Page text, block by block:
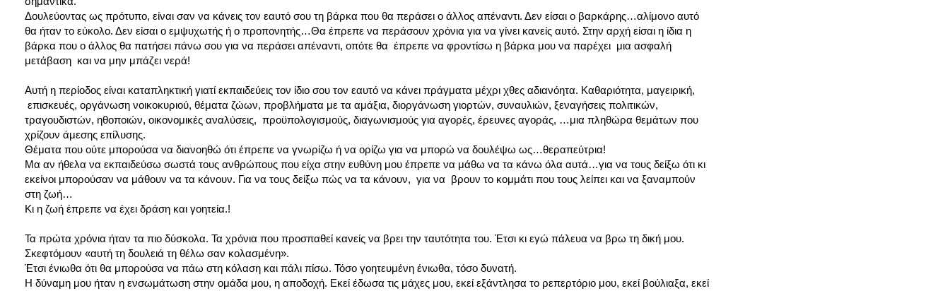
Δουλεύοντας ως πρότυπο, είναι σαν να κάνεις τον εαυτό σου τη βάρκα που θα περάσει ο άλλος απέναντι. Δεν είσαι ο βαρκάρης…αλίμονο αυτό
θα ήταν το εύκολο. Δεν είσαι ο εμψυχωτής ή ο προπονητής…Θα έπρεπε να περάσουν χρόνια για να γίνει κανείς αυτό. Στην αρχή είσαι η ίδια η
βάρκα που ο άλλος θα πατήσει πάνω σου για να περάσει απέναντι, οπότε θα έπρεπε να φροντίσω η βάρκα μου να παρέχει μια ασφαλή
μετάβαση και να μην μπάζει νερά!
Αυτή η περίοδος είναι καταπληκτική γιατί εκπαιδεύεις τον ίδιο σου τον εαυτό να κάνει πράγματα μέχρι χθες αδιανόητα. Καθαριότητα, μαγειρική,
επισκευές, οργάνωση νοικοκυριού, θέματα ζώων, προβλήματα με τα αμάξια, διοργάνωση γιορτών, συναυλιών, ξεναγήσεις πολιτικών,
τραγουδιστών, ηθοποιών, οικονομικές αναλύσεις, προϋπολογισμούς, διαγωνισμούς για αγορές, έρευνες αγοράς, …μια πληθώρα θεμάτων που
χρίζουν άμεσης επίλυσης.
Θέματα που ούτε μπορούσα να διανοηθώ ότι έπρεπε να γνωρίζω ή να ορίζω για να μπορώ να δουλέψω ως…θεραπεύτρια!
Μα αν ήθελα να εκπαιδεύσω σωστά τους ανθρώπους που είχα στην ευθύνη μου έπρεπε να μάθω να τα κάνω όλα αυτά…για να τους δείξω ότι κι
εκείνοι μπορούσαν να μάθουν να τα κάνουν. Για να τους δείξω πώς να τα κάνουν, για να βρουν το κομμάτι που τους λείπει και να ξαναμπούν
στη ζωή…
Κι η ζωή έπρεπε να έχει δράση και γοητεία.!
Τα πρώτα χρόνια ήταν τα πιο δύσκολα. Τα χρόνια που προσπαθεί κανείς να βρει την ταυτότητα του. Έτσι κι εγώ πάλευα να βρω τη δική μου.
Σκεφτόμουν «αυτή τη δουλειά τη θέλω σαν κολασμένη».
Έτσι ένιωθα ότι θα μπορούσα να πάω στη κόλαση και πάλι πίσω. Τόσο γοητευμένη ένιωθα, τόσο δυνατή.
Η δύναμη μου ήταν η ενσωμάτωση στην ομάδα μου, η αποδοχή. Εκεί έδωσα τις μάχες μου, εκεί εξάντλησα το ρεπερτόριο μου, εκεί βούλιαξα, εκεί